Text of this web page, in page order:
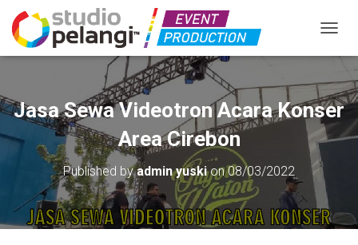
Jasa Sewa Videotron Acara Konser
Area Cirebon
Published byadmin yuskion08/03/2022